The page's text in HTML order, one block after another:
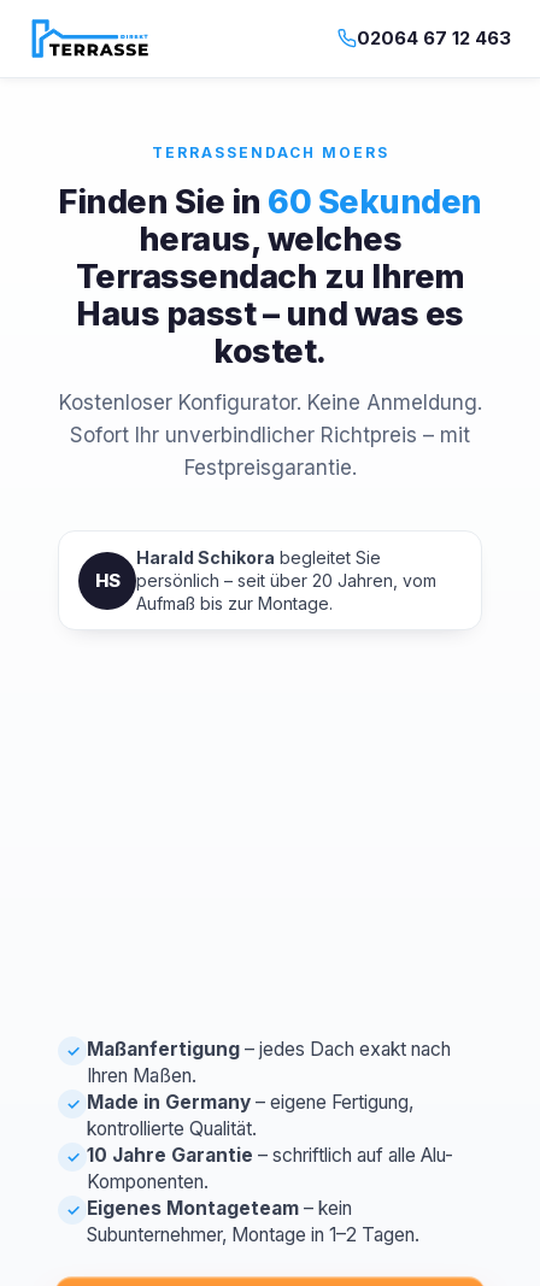
02064 67 12 463
TERRASSENDACH MOERS
Finden Sie in 60 Sekunden
heraus, welches
Terrassendach zu Ihrem
Haus passt – und was es
kostet.
Kostenloser Konfigurator. Keine Anmeldung.
Sofort Ihr unverbindlicher Richtpreis – mit
Festpreisgarantie.
HS
Harald Schikora begleitet Sie
persönlich – seit über 20 Jahren, vom
Aufmaß bis zur Montage.
✓ Maßanfertigung – jedes Dach exakt nach
Ihren Maßen.
✓ Made in Germany – eigene Fertigung,
kontrollierte Qualität.
✓ 10 Jahre Garantie – schriftlich auf alle Alu-
Komponenten.
✓ Eigenes Montageteam – kein
Subunternehmer, Montage in 1–2 Tagen.